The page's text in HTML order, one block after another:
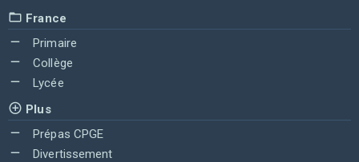
France
Primaire
Collège
Lycée
Plus
Prépas CPGE
Divertissement